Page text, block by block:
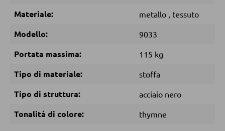
Comodini
Letti imbottiti
Letti singoli
Materiale: metallo , tessuto
Modello: 9033
Portata massima: 115 kg
Tipo di materiale: stoffa
Tipo di struttura: acciaio nero
Tonalitá di colore: thymne